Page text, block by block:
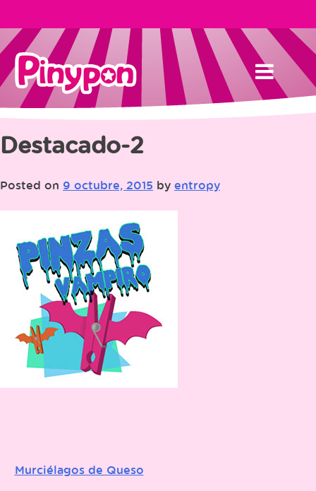
to
content
Destacado-2
Posted on 9 octubre, 2015 by entropy
Navegación
Murciélagos de Queso